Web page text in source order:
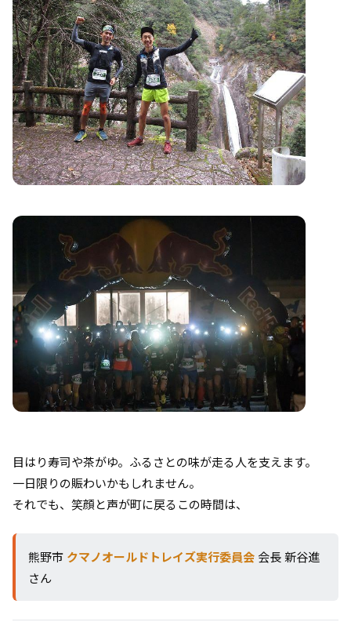
目はり寿司や茶がゆ。ふるさとの味が走る人を支えます。
一日限りの賑わいかもしれません。
それでも、笑顔と声が町に戻るこの時間は、
熊野市 クマノオールドトレイズ実行委員会 会長 新谷進
さん